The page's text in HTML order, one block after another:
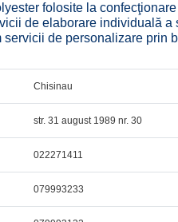
folosite la
de elaborare individuală
servicii de personalizare prin
Chisinau
str. 31 august 1989 nr. 30
022271411
079993233